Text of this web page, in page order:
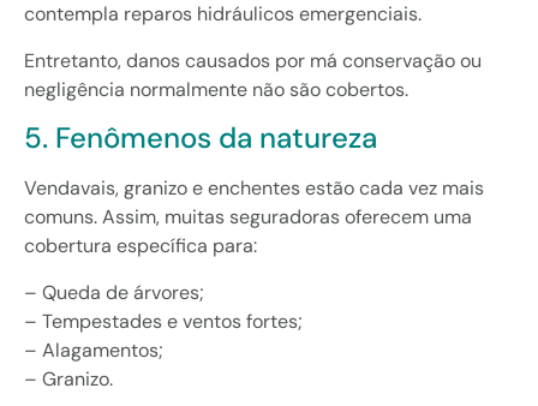
contempla reparos hidráulicos emergenciais.
Entretanto, danos causados por má conservação ou
negligência normalmente não são cobertos.
5. Fenômenos da natureza
Vendavais, granizo e enchentes estão cada vez mais
comuns. Assim, muitas seguradoras oferecem uma
cobertura específica para:
– Queda de árvores;
– Tempestades e ventos fortes;
– Alagamentos;
– Granizo.